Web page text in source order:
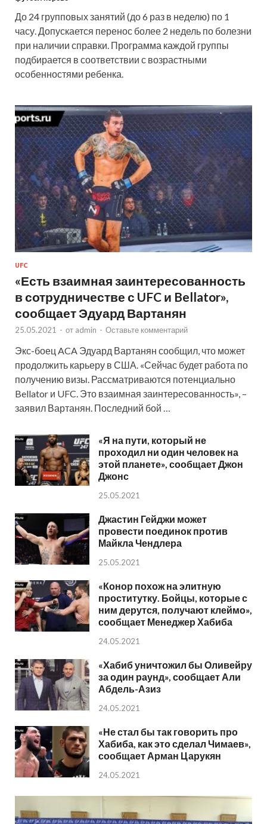
До 24 групповых занятий (до 6 раз в неделю) по 1
часу. Допускается перенос более 2 недель по болезни
при наличии справки. Программа каждой группы
подбирается в соответствии с возрастными
особенностями ребенка.
UFC
«Есть взаимная заинтересованность
в сотрудничестве с UFC и Bellator»,
сообщает Эдуард Вартанян
25.05.2021 - от admin - Оставьте комментарий
Экс-боец ACA Эдуард Вартанян сообщил, что может
продолжить карьеру в США. «Сейчас будет работа по
получению визы. Рассматриваются потенциально
Bellator и UFC. Это взаимная заинтересованность», –
заявил Вартанян. Последний бой …
«Я на пути, который не
проходил ни один человек на
этой планете», сообщает Джон
Джонс
25.05.2021
Джастин Гейджи может
провести поединок против
Майкла Чендлера
25.05.2021
«Конор похож на элитную
проститутку. Бойцы, которые с
ним дерутся, получают клеймо»,
сообщает Менеджер Хабиба
24.05.2021
«Хабиб уничтожил бы Оливейру
за один раунд», сообщает Али
Абдель-Азиз
24.05.2021
«Не стал бы так говорить про
Хабиба, как это сделал Чимаев»,
сообщает Арман Царукян
24.05.2021